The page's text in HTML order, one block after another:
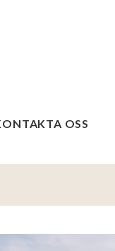
OSS